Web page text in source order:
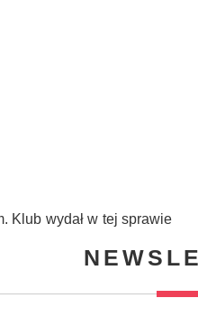
Klub wydał w tej sprawie